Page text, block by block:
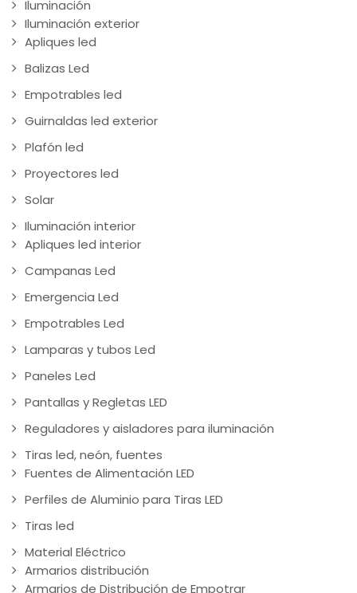
Iluminación
Iluminación exterior
Apliques led
Balizas Led
Empotrables led
Guirnaldas led exterior
Plafón led
Proyectores led
Solar
Iluminación interior
Apliques led interior
Campanas Led
Emergencia Led
Empotrables Led
Lamparas y tubos Led
Paneles Led
Pantallas y Regletas LED
Reguladores y aisladores para iluminación
Tiras led, neón, fuentes
Fuentes de Alimentación LED
Perfiles de Aluminio para Tiras LED
Tiras led
Material Eléctrico
Armarios distribución
Armarios de Distribución de Empotrar